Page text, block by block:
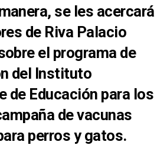
se les acercará
de Riva Palacio
el programa de
del Instituto
de Educación para los
de vacunas
perros y gatos.